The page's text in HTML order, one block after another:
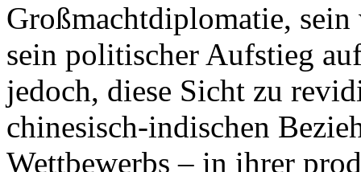
Großmachtdiplomatie,
sein politischer Aufstieg
jedoch, diese Sicht zu
chinesisch-indischen
Wettbewerbs – in ihrer